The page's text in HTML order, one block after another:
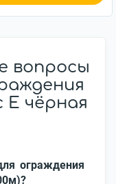
вопросы
Е чёрная
ограждения